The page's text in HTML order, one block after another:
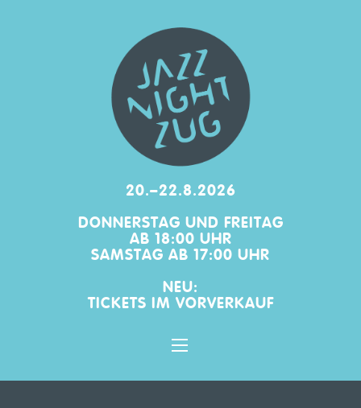
20.–22.8.2026
DONNERSTAG UND FREITAG
AB 18:00 UHR
SAMSTAG AB 17:00 UHR
NEU:
TICKETS IM VORVERKAUF